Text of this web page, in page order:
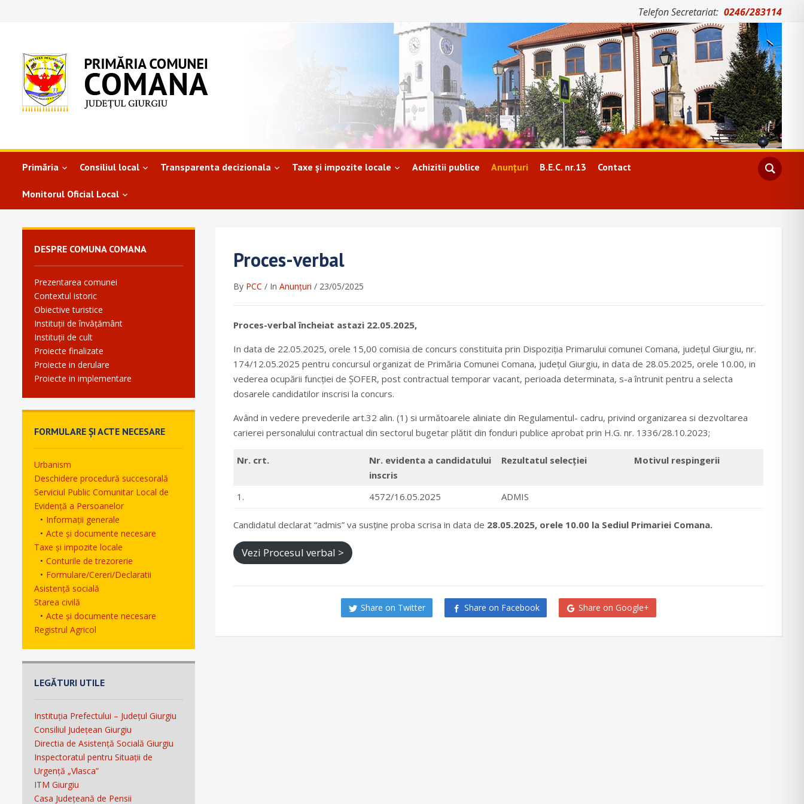
Telefon Secretariat: 0246/283114
Primăria Consiliul local Transparenta decizionala Taxe și impozite locale Achizitii publice Anunțuri B.E.C. nr.13 Contact
Monitorul Oficial Local
DESPRE COMUNA COMANA
Prezentarea comunei
Contextul istoric
Obiective turistice
Instituții de învățământ
Instituții de cult
Proiecte finalizate
Proiecte in derulare
Proiecte in implementare
FORMULARE ȘI ACTE NECESARE
Urbanism
Deschidere procedură succesorală
Serviciul Public Comunitar Local de
Evidență a Persoanelor
Informații generale
Acte și documente necesare
Taxe și impozite locale
Conturile de trezorerie
Formulare/Cereri/Declaratii
Asistență socială
Starea civilă
Acte și documente necesare
Registrul Agricol
LEGĂTURI UTILE
Instituția Prefectului – Județul Giurgiu
Consiliul Județean Giurgiu
Directia de Asistență Socială Giurgiu
Inspectoratul pentru Situații de
Urgență „Vlasca”
ITM Giurgiu
Casa Județeană de Pensii
Proces-verbal
By PCC / In Anunțuri / 23/05/2025
Proces-verbal încheiat astazi 22.05.2025,
In data de 22.05.2025, orele 15,00 comisia de concurs constituita prin Dispoziția Primarului comunei Comana, județul Giurgiu, nr.
174/12.05.2025 pentru concursul organizat de Primăria Comunei Comana, județul Giurgiu, in data de 28.05.2025, orele 10.00, in
vederea ocupării funcției de ȘOFER, post contractual temporar vacant, perioada determinata, s-a întrunit pentru a selecta
dosarele candidatilor inscrisi la concurs.
Având in vedere prevederile art.32 alin. (1) si următoarele aliniate din Regulamentul- cadru, privind organizarea si dezvoltarea
carierei personalului contractual din sectorul bugetar plătit din fonduri publice aprobat prin H.G. nr. 1336/28.10.2023;
Nr. crt.
Nr. evidenta a candidatului
inscris
Rezultatul selecției Motivul respingerii
1. 4572/16.05.2025 ADMIS
Candidatul declarat “admis” va susține proba scrisa in data de 28.05.2025, orele 10.00 la Sediul Primariei Comana.
Vezi Procesul verbal >
Share on Twitter Share on Facebook Share on Google+